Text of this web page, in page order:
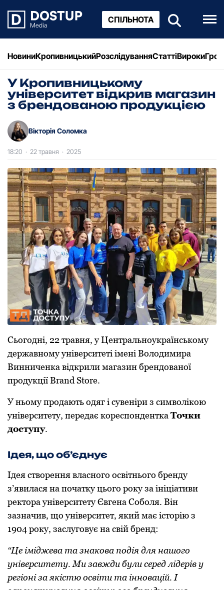
СПІЛЬНОТА
НовиниКропивницькийРозслідуванняСтаттіВироки
У Кропивницькому
університет відкрив магазин
з брендованою продукцією
Вікторія Соломка
18:20 · 22 травня · 2025
Сьогодні, 22 травня, у Центральноукраїнському
державному університеті імені Володимира
Винниченка відкрили магазин брендованої
продукції Brand Store.
У ньому продають одяг і сувеніри з символікою
університету, передає кореспондентка Точки
доступу.
Ідея, що об’єднує
Ідея створення власного освітнього бренду
з’явилася на початку цього року за ініціативи
ректора університету Євгена Соболя. Він
зазначив, що університет, який має історію з
1904 року, заслуговує на свій бренд:
“Це іміджева та знакова подія для нашого
університету. Ми завжди були серед лідерів у
регіоні за якістю освіти та інновацій. І